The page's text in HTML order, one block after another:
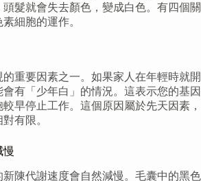
髮就會失去顏色，變成白色。有四個關
細胞的運作。
重要因素之一。如果家人在年輕時就開
有「少年白」的情況。這表示您的基因
早停止工作。這個原因屬於先天因素，
有限。
慢
陳代謝速度會自然減慢。毛囊中的黑色